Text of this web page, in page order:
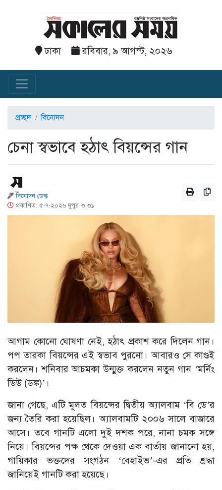
ঢাকা রবিবার, ৯ আগস্ট, ২০২৬
প্রচ্ছদ বিনোদন
চেনা স্বভাবে হঠাৎ বিয়ন্সের গান
বিনোদন ডেস্ক
প্রকাশিত: ৫-৭-২০২৬ দুপুর ৩:৩১
আগাম কোনো ঘোষণা নেই, হঠাৎ প্রকাশ করে দিলেন গান।
পপ তারকা বিয়ন্সের এই স্বভাব পুরনো। আবারও সে কাণ্ডই
করলেন। শনিবার আচমকা উন্মুক্ত করলেন নতুন গান ‘মর্নিং
ডিউ (ডঙ্ক)’।
জানা গেছে, এটি মূলত বিয়ন্সের দ্বিতীয় অ্যালবাম ‘বি ডে’র
জন্য তৈরি করা হয়েছিল। অ্যালবামটি ২০০৬ সালে বাজারে
আসে। তবে গানটি এলো দুই দশক পরে, নানা চমক সঙ্গে
নিয়ে। বিয়ন্সের পক্ষ থেকে দেওয়া এক বার্তায় জানানো হয়,
গায়িকার ভক্তদের সংগঠন ‘বেহাইভ’-এর প্রতি শ্রদ্ধা
জানিয়েই গানটি করা হয়েছে।